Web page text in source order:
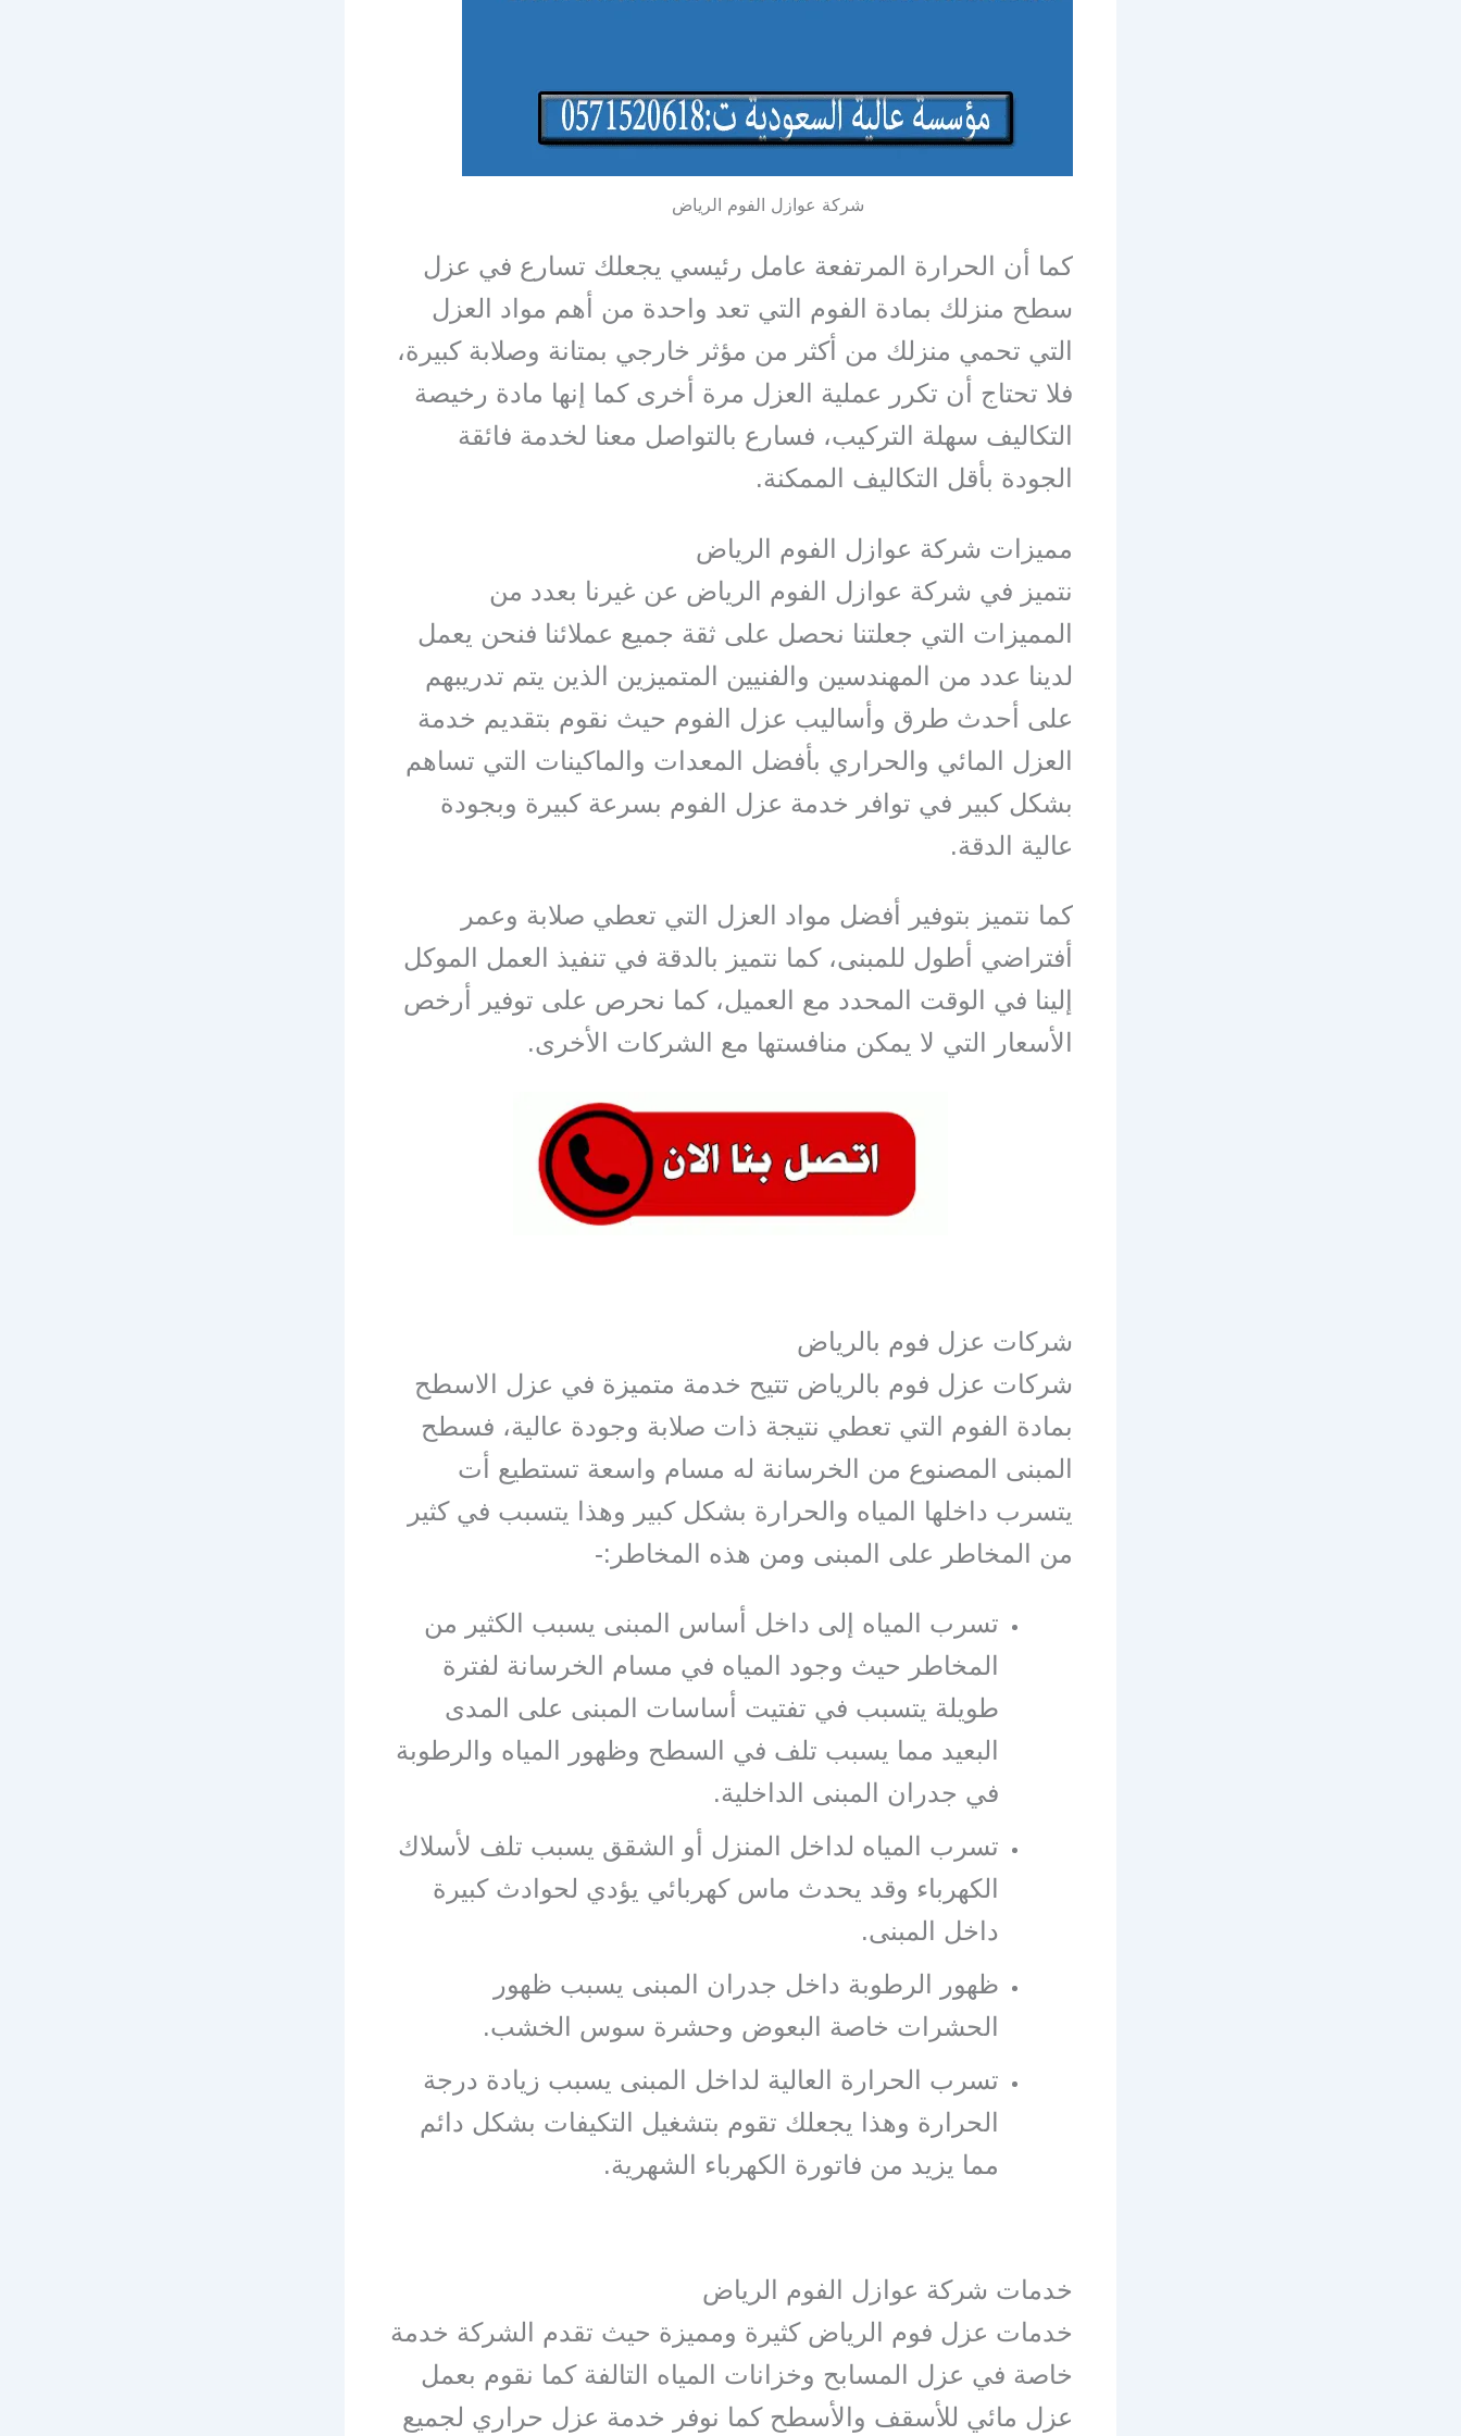
شركة عوازل الفوم الرياض
كما أن الحرارة المرتفعة عامل رئيسي يجعلك تسارع في عزل
سطح منزلك بمادة الفوم التي تعد واحدة من أهم مواد العزل
التي تحمي منزلك من أكثر من مؤثر خارجي بمتانة وصلابة كبيرة،
فلا تحتاج أن تكرر عملية العزل مرة أخرى كما إنها مادة رخيصة
التكاليف سهلة التركيب، فسارع بالتواصل معنا لخدمة فائقة
الجودة بأقل التكاليف الممكنة.
مميزات شركة عوازل الفوم الرياض
نتميز في شركة عوازل الفوم الرياض عن غيرنا بعدد من
المميزات التي جعلتنا نحصل على ثقة جميع عملائنا فنحن يعمل
لدينا عدد من المهندسين والفنيين المتميزين الذين يتم تدريبهم
على أحدث طرق وأساليب عزل الفوم حيث نقوم بتقديم خدمة
العزل المائي والحراري بأفضل المعدات والماكينات التي تساهم
بشكل كبير في توافر خدمة عزل الفوم بسرعة كبيرة وبجودة
عالية الدقة.
كما نتميز بتوفير أفضل مواد العزل التي تعطي صلابة وعمر
أفتراضي أطول للمبنى، كما نتميز بالدقة في تنفيذ العمل الموكل
إلينا في الوقت المحدد مع العميل، كما نحرص على توفير أرخص
الأسعار التي لا يمكن منافستها مع الشركات الأخرى.
شركات عزل فوم بالرياض
شركات عزل فوم بالرياض تتيح خدمة متميزة في عزل الاسطح
بمادة الفوم التي تعطي نتيجة ذات صلابة وجودة عالية، فسطح
المبنى المصنوع من الخرسانة له مسام واسعة تستطيع أت
يتسرب داخلها المياه والحرارة بشكل كبير وهذا يتسبب في كثير
من المخاطر على المبنى ومن هذه المخاطر:-
تسرب المياه إلى داخل أساس المبنى يسبب الكثير من
المخاطر حيث وجود المياه في مسام الخرسانة لفترة
طويلة يتسبب في تفتيت أساسات المبنى على المدى
البعيد مما يسبب تلف في السطح وظهور المياه والرطوبة
في جدران المبنى الداخلية.
تسرب المياه لداخل المنزل أو الشقق يسبب تلف لأسلاك
الكهرباء وقد يحدث ماس كهربائي يؤدي لحوادث كبيرة
داخل المبنى.
ظهور الرطوبة داخل جدران المبنى يسبب ظهور
الحشرات خاصة البعوض وحشرة سوس الخشب.
تسرب الحرارة العالية لداخل المبنى يسبب زيادة درجة
الحرارة وهذا يجعلك تقوم بتشغيل التكيفات بشكل دائم
مما يزيد من فاتورة الكهرباء الشهرية.
خدمات شركة عوازل الفوم الرياض
خدمات عزل فوم الرياض كثيرة ومميزة حيث تقدم الشركة خدمة
خاصة في عزل المسابح وخزانات المياه التالفة كما نقوم بعمل
عزل مائي للأسقف والأسطح كما نوفر خدمة عزل حراري لجميع